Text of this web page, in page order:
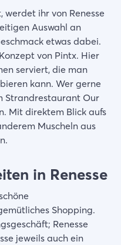
werdet ihr von Renesse
Auswahl an
etwas dabei.
von Pintx. Hier
serviert, die man
kann. Wer gerne
Strandrestaurant Our
Mit direktem Blick aufs
Muscheln aus
in Renesse
Shopping.
Renesse
jeweils auch ein